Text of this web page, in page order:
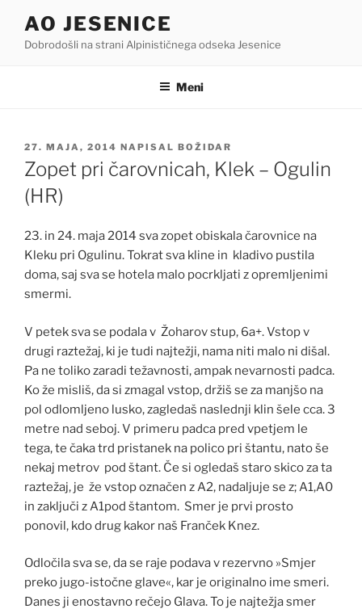
vsebino
AO JESENICE
Dobrodošli na strani Alpinističnega odseka Jesenice
Meni
OBJAVLJENO
DNE
27. MAJA, 2014 NAPISAL BOŽIDAR
Zopet pri čarovnicah, Klek – Ogulin
(HR)
23. in 24. maja 2014 sva zopet obiskala čarovnice na
Kleku pri Ogulinu. Tokrat sva kline in kladivo pustila
doma, saj sva se hotela malo pocrkljati z opremljenimi
smermi.
V petek sva se podala v Žoharov stup, 6a+. Vstop v
drugi raztežaj, ki je tudi najtežji, nama niti malo ni dišal.
Pa ne toliko zaradi težavnosti, ampak nevarnosti padca.
Ko že misliš, da si zmagal vstop, držiš se za manjšo na
pol odlomljeno lusko, zagledaš naslednji klin šele cca. 3
metre nad seboj. V primeru padca pred vpetjem le
tega, te čaka trd pristanek na polico pri štantu, nato še
nekaj metrov pod štant. Če si ogledaš staro skico za ta
raztežaj, je že vstop označen z A2, nadaljuje se z; A1,A0
in zaključi z A1pod štantom. Smer je prvi prosto
ponovil, kdo drug kakor naš Franček Knez.
Odločila sva se, da se raje podava v rezervno »Smjer
preko jugo-istočne glave«, kar je originalno ime smeri.
Danes ji enostavno rečejo Glava. To je najtežja smer